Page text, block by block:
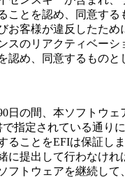
ことを認め、同意す
お客様が違反したた
スのリアクティベー
認め、同意するものと
日の間、本ソフトウ
指定されている通り
ることをEFIは保証し
に提出して行わなけ
フトウェアを継続し